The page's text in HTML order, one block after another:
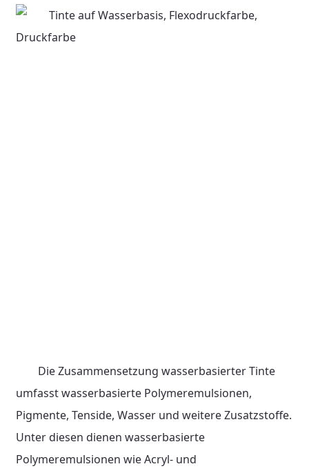
Die Zusammensetzung wasserbasierter Tinte
umfasst wasserbasierte Polymeremulsionen,
Pigmente, Tenside, Wasser und weitere Zusatzstoffe.
Unter diesen dienen wasserbasierte
Polymeremulsionen wie Acryl- und